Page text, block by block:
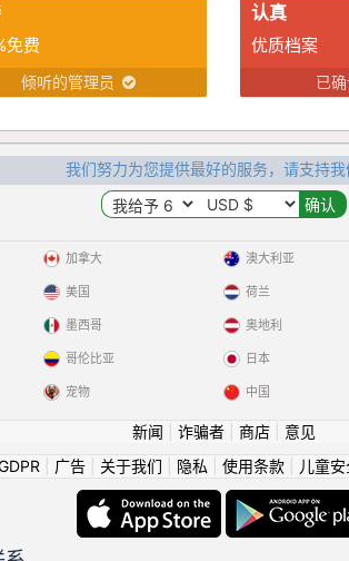
免费
倾听的管理员
认真
优质档案
已
我们努力为您提供最好的服务，请支持我
加拿大
美国
墨西哥
哥伦比亚
宠物
澳大利亚
荷兰
奥地利
日本
中国
新闻 诈骗者| 商店| 意见
广告 关于我们 隐私 使用条款 儿童